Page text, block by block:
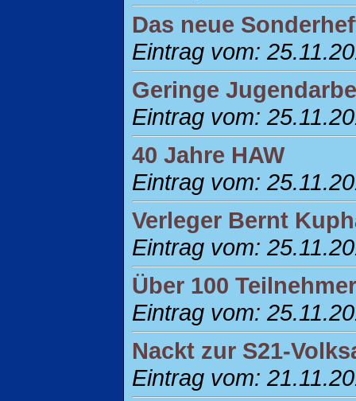
Das neue
Eintrag vom:
Geringe
Eintrag vom:
40 Jahre HAW
Eintrag vom:
Verleger Bernt
Eintrag vom:
Über 100
Eintrag vom:
Nackt zur S21-
Eintrag vom: